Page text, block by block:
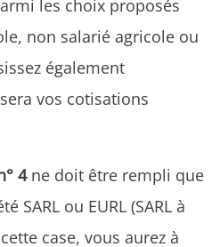
les choix proposés
non salarié agricole ou
également
vos cotisations
4ne doit être rempli que
SARL ou EURL (SARL à
case, vous aurez à